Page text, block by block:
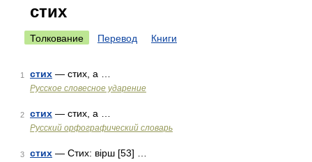
стих
Толкование Перевод Книги
1 стих — стих, а …
Русское словесное ударение
2 стих — стих, а …
Русский орфографический словарь
3 стих — Стих: вірш [53] …